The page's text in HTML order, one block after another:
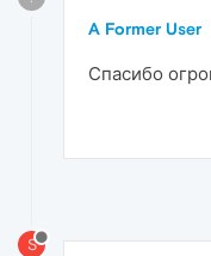
A Former User
Спасибо
S